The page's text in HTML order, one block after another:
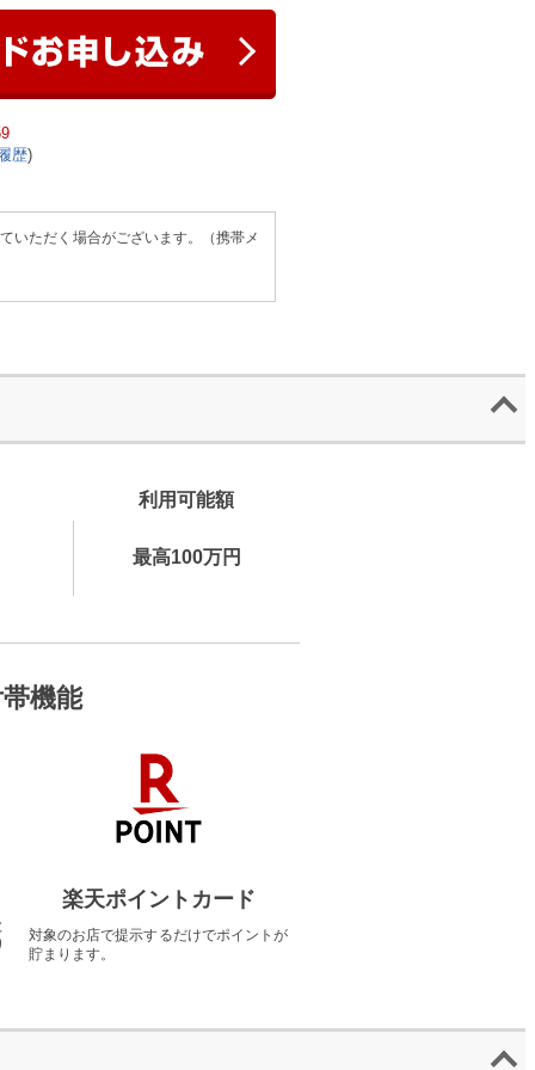
歴)
いただく場合がございます。（携帯メ
利用可能額
最高100万円
機能
楽天ポイントカード
対象のお店で提示するだけでポイントが
貯まります。